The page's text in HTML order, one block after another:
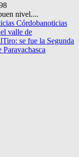
nivel....
Córdobanoticias
valle de
Tiro: se fue la Segunda
Paravachasca